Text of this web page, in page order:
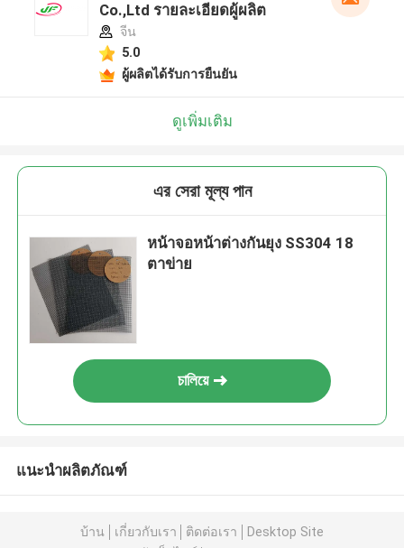
Co.,Ltd รายละเอียดผู้ผลิต
จีน
5.0
ผู้ผลิตได้รับการยืนยัน
ดูเพิ่มเติม
এর সেরা মূল্য পান
หน้าจอหน้าต่างกันยุง SS304 18
ตาข่าย
চালিয়ে
แนะนำผลิตภัณฑ์
บ้าน เกี่ยวกับเรา ติดต่อเรา
Desktop Site